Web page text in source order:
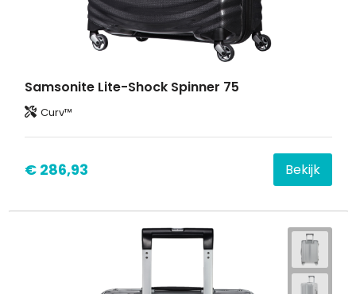
Samsonite Lite-Shock Spinner 75
Curv™
€ 286,93 Bekijk